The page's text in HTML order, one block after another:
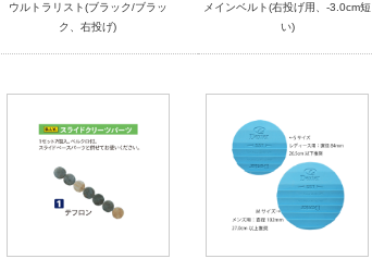
ウルトラリスト(ブラック/ブラッ
ク、右投げ)
メインベルト(右投げ用、-3.0cm短
い)